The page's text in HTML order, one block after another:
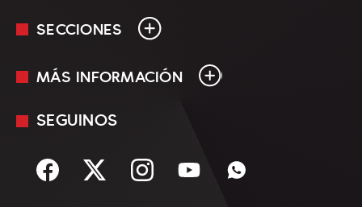
SECCIONES
En Vivo
Sociedad
MÁS INFORMACIÓN
Mediakit
Términos y condiciones
SEGUINOS